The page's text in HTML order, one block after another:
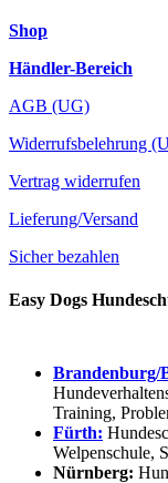
Shop
Händler-Bereich
AGB (UG)
Widerrufsbelehrung
Vertrag widerrufen
Lieferung/Versand
Sicher bezahlen
Easy Dogs
Brandenburg/
Training,
Fürth:
Welpenschule,
Nürnberg: